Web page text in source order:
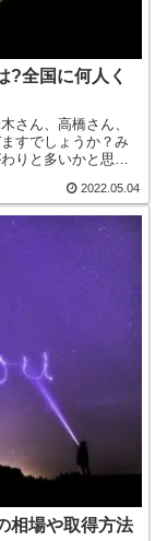
?全国に何人く
さん、高橋さん、
すでしょうか？み
りと多いかと思い
2022.05.04
相場や取得方法